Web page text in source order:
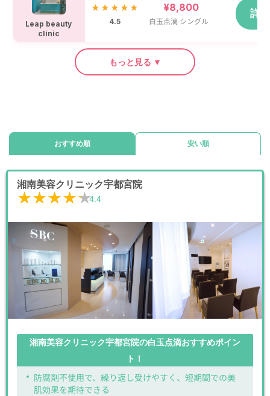
Leap beauty
clinic
★★★★★
4.5
¥8,800
白玉点滴 シングル
詳
もっと見る ▼
おすすめ順 安い順
湘南美容クリニック宇都宮院
★★★★★
★★★★★4.4
湘南美容クリニック宇都宮院の白玉点滴おすすめポイン
ト！
防腐剤不使用で、繰り返し受けやすく、短期間での美
肌効果を期待できる